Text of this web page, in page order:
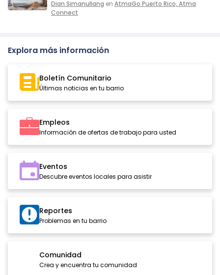
Dian Simanullang en AtmaGo Puerto Rico, Atma
Connect
Explora más información
Boletín Comunitario
Últimas noticias en tu barrio
Empleos
Información de ofertas de trabajo para usted
Eventos
Descubre eventos locales para asistir
Reportes
Problemas en tu barrio
Comunidad
Crea y encuentra tu comunidad